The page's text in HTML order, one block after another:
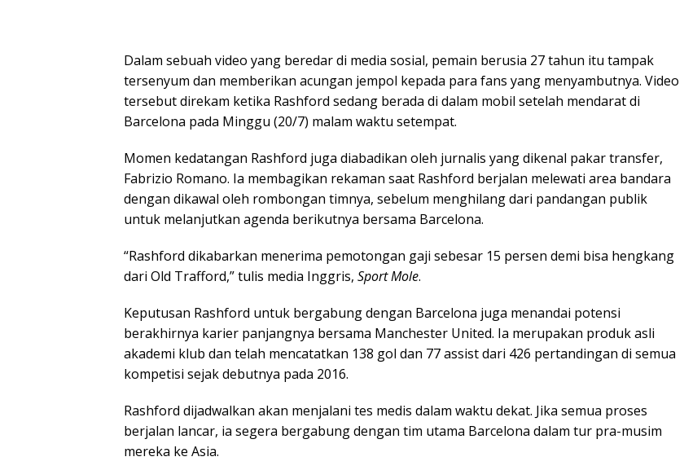
Dalam sebuah video yang beredar di media sosial, pemain berusia 27 tahun itu tampak
tersenyum dan memberikan acungan jempol kepada para fans yang menyambutnya. Video
tersebut direkam ketika Rashford sedang berada di dalam mobil setelah mendarat di
Barcelona pada Minggu (20/7) malam waktu setempat.
Momen kedatangan Rashford juga diabadikan oleh jurnalis yang dikenal pakar transfer,
Fabrizio Romano. Ia membagikan rekaman saat Rashford berjalan melewati area bandara
dengan dikawal oleh rombongan timnya, sebelum menghilang dari pandangan publik
untuk melanjutkan agenda berikutnya bersama Barcelona.
“Rashford dikabarkan menerima pemotongan gaji sebesar 15 persen demi bisa hengkang
dari Old Trafford,” tulis media Inggris, Sport Mole.
Keputusan Rashford untuk bergabung dengan Barcelona juga menandai potensi
berakhirnya karier panjangnya bersama Manchester United. Ia merupakan produk asli
akademi klub dan telah mencatatkan 138 gol dan 77 assist dari 426 pertandingan di semua
kompetisi sejak debutnya pada 2016.
Rashford dijadwalkan akan menjalani tes medis dalam waktu dekat. Jika semua proses
berjalan lancar, ia segera bergabung dengan tim utama Barcelona dalam tur pra-musim
mereka ke Asia.